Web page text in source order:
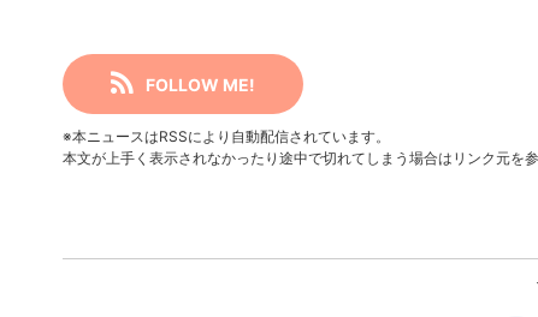
FOLLOW ME!
※本ニュースはRSSにより自動配信されています。
本文が上手く表示されなかったり途中で切れてしまう場合はリンク元を参